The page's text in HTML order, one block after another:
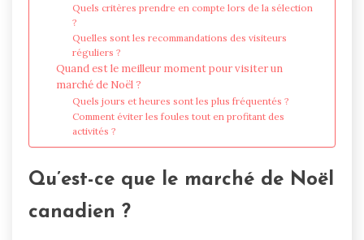
Quels critères prendre en compte lors de la sélection
?
Quelles sont les recommandations des visiteurs
réguliers ?
Quand est le meilleur moment pour visiter un
marché de Noël ?
Quels jours et heures sont les plus fréquentés ?
Comment éviter les foules tout en profitant des
activités ?
Qu’est-ce que le marché de Noël
canadien ?